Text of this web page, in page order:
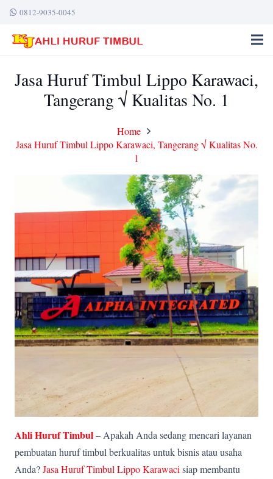
0812-9035-0045
Jasa Huruf Timbul Lippo Karawaci,
Tangerang √ Kualitas No. 1
Home
Jasa Huruf Timbul Lippo Karawaci, Tangerang √ Kualitas No.
1
Ahli Huruf Timbul– Apakah Anda sedang mencari layanan
pembuatan huruf timbul berkualitas untuk bisnis atau usaha
Anda?Jasa Huruf Timbul Lippo Karawaci siap membantu